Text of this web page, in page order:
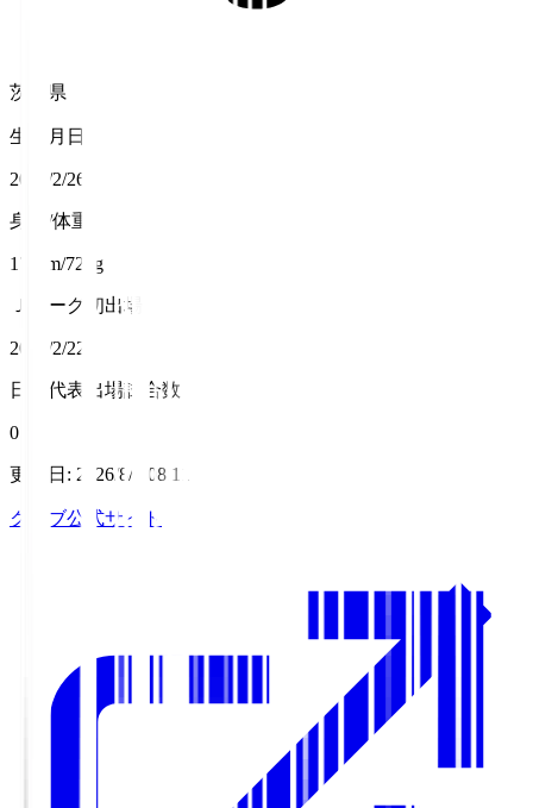
茨城県
生年月日
2007/2/26
身長/体重
177cm/72kg
Ｊリーグ初出場
2025/2/22
日本代表出場試合数
0
更新日 : 2026/8/7 08:11
クラブ公式サイト